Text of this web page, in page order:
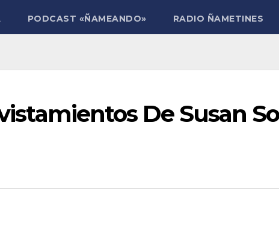
PODCAST «ÑAMEANDO» RADIO ÑAMETINES
De Susan